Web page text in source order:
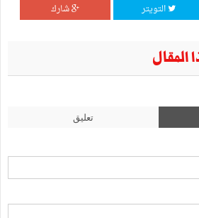
التويتر شارك
المقال
تعليق